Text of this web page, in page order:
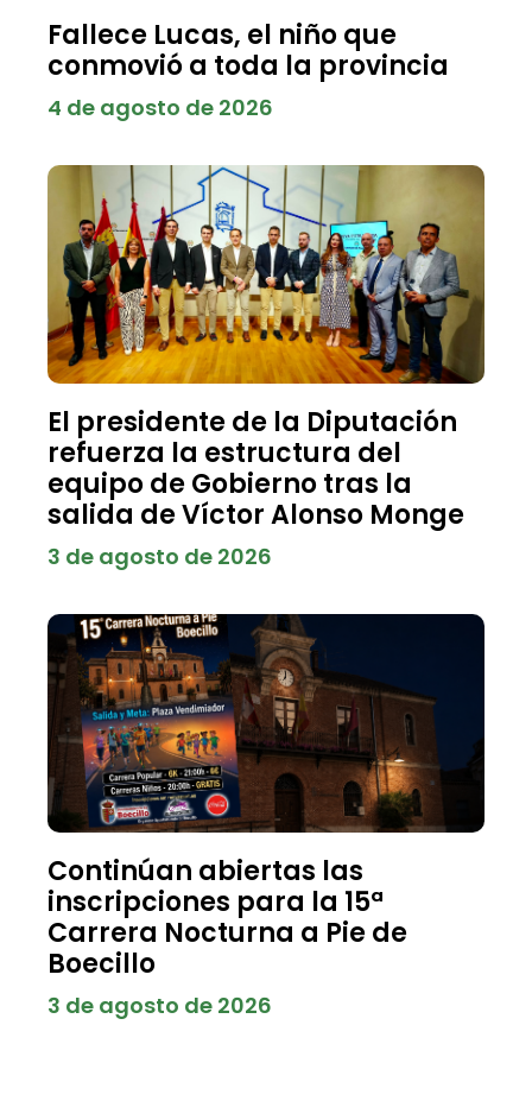
Fallece Lucas, el niño que
conmovió a toda la provincia
4 de agosto de 2026
El presidente de la Diputación
refuerza la estructura del
equipo de Gobierno tras la
salida de Víctor Alonso Monge
3 de agosto de 2026
Continúan abiertas las
inscripciones para la 15ª
Carrera Nocturna a Pie de
Boecillo
3 de agosto de 2026